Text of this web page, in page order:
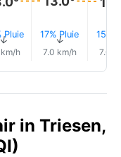
Pluie
h
17% Pluie
↑
7.0 km/h
15%
7.0
in Triesen,